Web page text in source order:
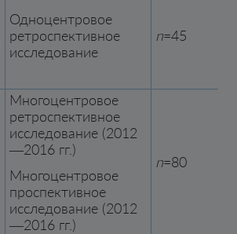
Одноцентровое
ретроспективное
исследование
n=45
Многоцентровое
ретроспективное
исследование (2012
—2016 гг.)
Многоцентровое
проспективное
исследование (2012
—2016 гг.)
n=80